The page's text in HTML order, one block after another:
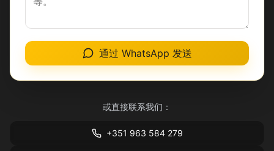
通过 WhatsApp 发送
或直接联系我们：
+351 963 584 279